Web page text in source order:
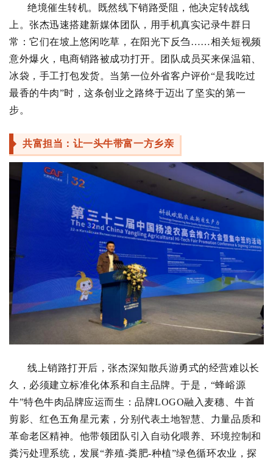
绝境催生转机。既然线下销路受阻，他决定转战线
上。张杰迅速搭建新媒体团队，用手机真实记录牛群日
常：它们在坡上悠闲吃草，在阳光下反刍……相关短视频
意外爆火，电商销路被成功打开。团队成员买来保温箱、
冰袋，手工打包发货。当第一位外省客户评价“是我吃过
最香的牛肉”时，这条创业之路终于迈出了坚实的第一
步。
共富担当：让一头牛带富一方乡亲
线上销路打开后，张杰深知散兵游勇式的经营难以长
久，必须建立标准化体系和自主品牌。于是，“蜂峪源
牛”特色牛肉品牌应运而生：品牌LOGO融入麦穗、牛首
剪影、红色五角星元素，分别代表土地智慧、力量品质和
革命老区精神。他带领团队引入自动化喂养、环境控制和
粪污处理系统，发展“养殖-粪肥-种植”绿色循环农业，探